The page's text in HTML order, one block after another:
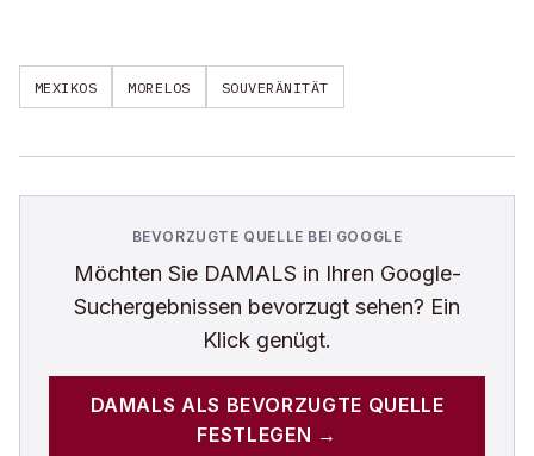
MEXIKOS MORELOS SOUVERÄNITÄT
BEVORZUGTE QUELLE BEI GOOGLE
Möchten Sie DAMALS in Ihren Google-
Suchergebnissen bevorzugt sehen? Ein
Klick genügt.
DAMALS ALS BEVORZUGTE QUELLE
FESTLEGEN →